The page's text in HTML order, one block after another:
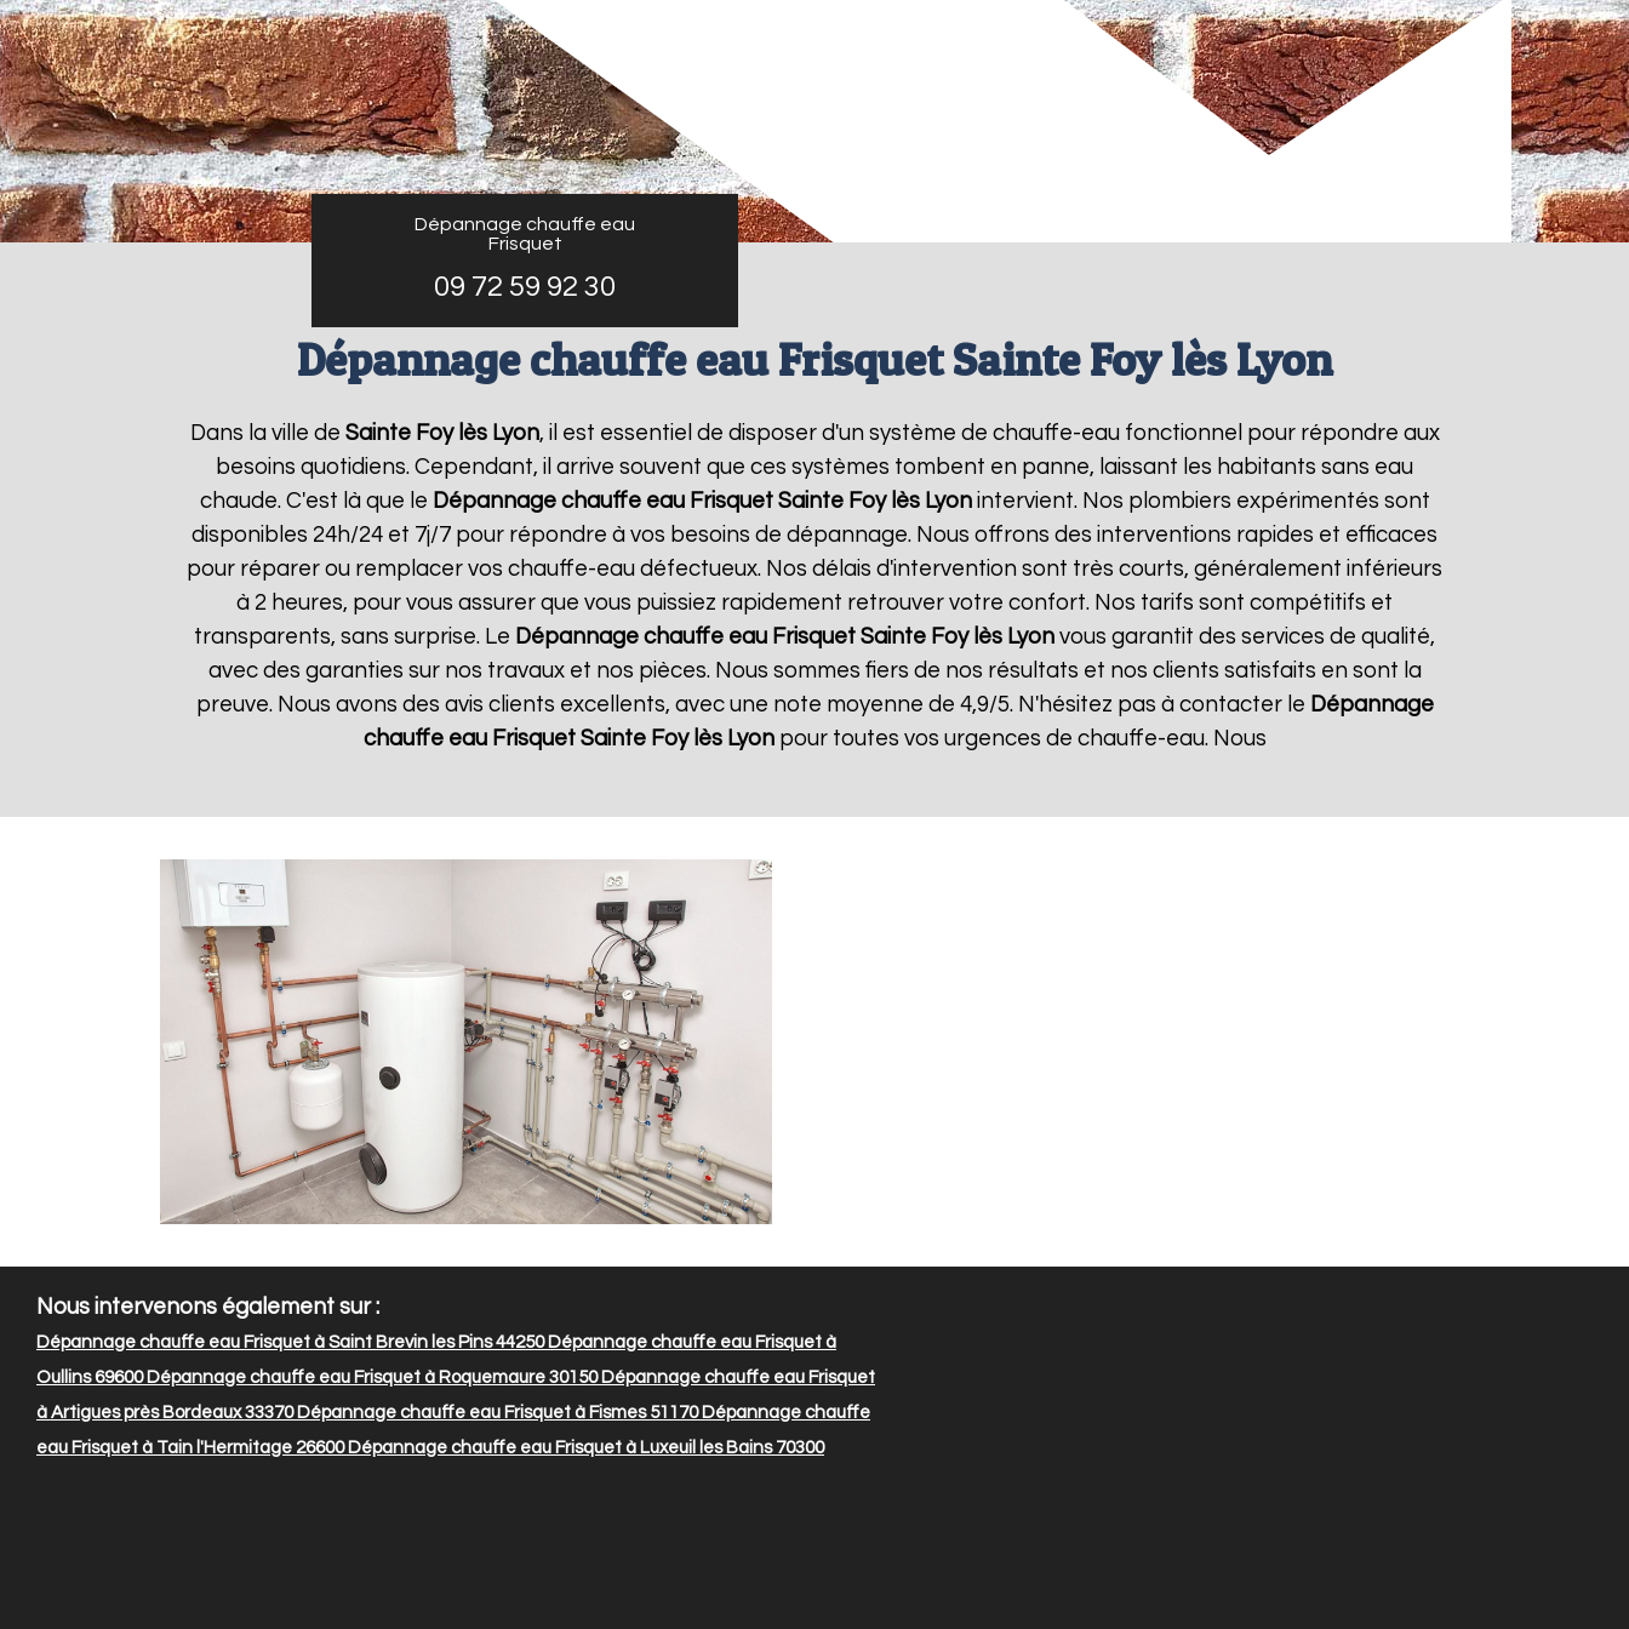
Dépannage chauffe eau
Frisquet
09 72 59 92 30
Dépannage chauffe eau Frisquet Sainte Foy lès Lyon
Dans la ville de Sainte Foy lès Lyon, il est essentiel de disposer d'un système de chauffe-eau fonctionnel pour répondre aux
besoins quotidiens. Cependant, il arrive souvent que ces systèmes tombent en panne, laissant les habitants sans eau
chaude. C'est là que le Dépannage chauffe eau Frisquet Sainte Foy lès Lyonintervient. Nos plombiers expérimentés sont
disponibles 24h/24 et 7j/7 pour répondre à vos besoins de dépannage. Nous offrons des interventions rapides et efficaces
pour réparer ou remplacer vos chauffe-eau défectueux. Nos délais d'intervention sont très courts, généralement inférieurs
à 2 heures, pour vous assurer que vous puissiez rapidement retrouver votre confort. Nos tarifs sont compétitifs et
transparents, sans surprise. Le Dépannage chauffe eau Frisquet Sainte Foy lès Lyon vous garantit des services de qualité,
avec des garanties sur nos travaux et nos pièces. Nous sommes fiers de nos résultats et nos clients satisfaits en sont la
preuve. Nous avons des avis clients excellents, avec une note moyenne de 4,9/5. N'hésitez pas à contacter le Dépannage
chauffe eau Frisquet Sainte Foy lès Lyonpour toutes vos urgences de chauffe-eau. Nous
Nous intervenons également sur :
Dépannage chauffe eau Frisquet à Saint Brevin les Pins 44250Dépannage chauffe eau Frisquet à
Oullins 69600Dépannage chauffe eau Frisquet à Roquemaure 30150Dépannage chauffe eau Frisquet
à Artigues près Bordeaux 33370Dépannage chauffe eau Frisquet à Fismes 51170Dépannage chauffe
eau Frisquet à Tain l'Hermitage 26600Dépannage chauffe eau Frisquet à Luxeuil les Bains 70300